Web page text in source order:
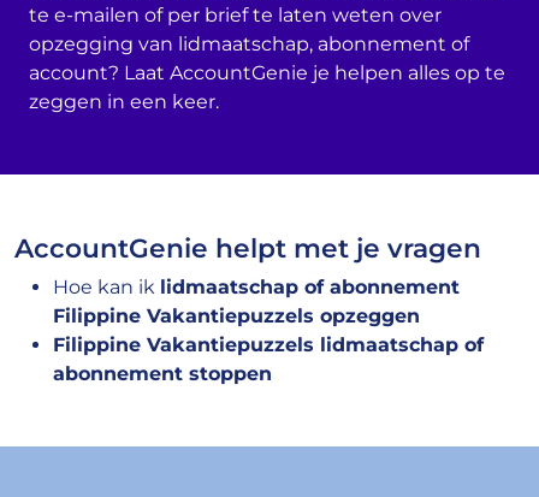
te e-mailen of per brief te laten weten over
opzegging van lidmaatschap, abonnement of
account? Laat AccountGenie je helpen alles op te
zeggen in een keer.
AccountGenie helpt met je vragen
Hoe kan ik lidmaatschap of abonnement
Filippine Vakantiepuzzels opzeggen
Filippine Vakantiepuzzels lidmaatschap of
abonnement stoppen